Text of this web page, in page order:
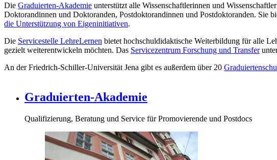
Die Graduierten-Akademie unterstützt alle Wissenschaftlerinnen und
Doktorandinnen und Doktoranden, Postdoktorandinnen und Postdoktoranden. Sie
die Unterstützung von Eigeninitiativen.
Die Servicestelle LehreLernen bietet hochschuldidaktische Weiterbildung für alle
gezielt weiterentwickeln möchten. Das Servicezentrum Forschung und Transfer
An der Friedrich-Schiller-Universität Jena gibt es außerdem über 20
Graduierten-Akademie
Qualifizierung, Beratung und Service für Promovierende und Postdocs